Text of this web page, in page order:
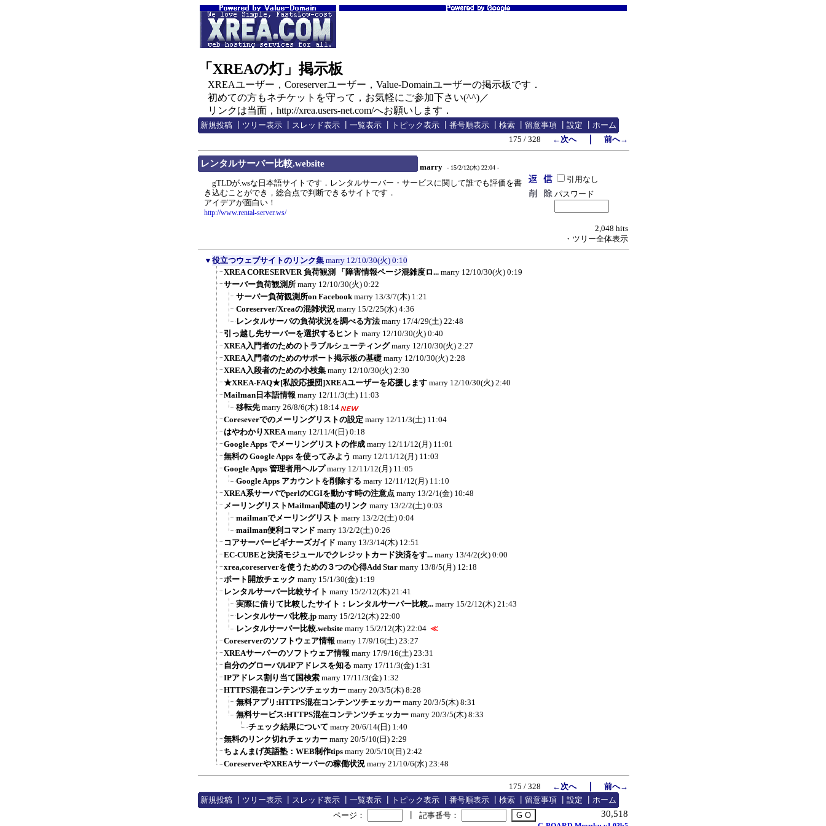
「XREAの灯」掲示板
XREAユーザー，Coreserverユーザー，Value-Domainユーザーの掲示板です．
初めての方もネチケットを守って，お気軽にご参加下さい(^^)／
リンクは当面，http://xrea.users-net.com/へお願いします．
新規投稿 ツリー表示 スレッド表示 一覧表示 トピック表示 番号順表示 検索 留意事項 設定
ホーム
175 / 328
←次へ｜ 前へ→
レンタルサーバー比較.website marry - 15/2/12(木) 22:04 -
gTLDが.wsな日本語サイトです．レンタルサーバー・サービスに関して誰でも評価を書
き込むことができ，総合点で判断できるサイトです．
アイデアが面白い！
http://www.rental-server.ws/
引用なし
パスワード
2,048 hits
・ツリー全体表示
▼ 役立つウェブサイトのリンク集 marry 12/10/30(火) 0:10
XREA CORESERVER 負荷観測 「障害情報ページ混雑度ロ... marry 12/10/30(火) 0:19
サーバー負荷観測所 marry 12/10/30(火) 0:22
サーバー負荷観測所on Facebook marry 13/3/7(木) 1:21
Coreserver/Xreaの混雑状況 marry 15/2/25(水) 4:36
レンタルサーバの負荷状況を調べる方法 marry 17/4/29(土) 22:48
引っ越し先サーバーを選択するヒント marry 12/10/30(火) 0:40
XREA入門者のためのトラブルシューティング marry 12/10/30(火) 2:27
XREA入門者のためのサポート掲示板の基礎 marry 12/10/30(火) 2:28
XREA入段者のための小枝集 marry 12/10/30(火) 2:30
★XREA-FAQ★[私設応援団]XREAユーザーを応援します marry 12/10/30(火) 2:40
Mailman日本語情報 marry 12/11/3(土) 11:03
移転先 marry 26/8/6(木) 18:14
Coreseverでのメーリングリストの設定 marry 12/11/3(土) 11:04
はやわかりXREA marry 12/11/4(日) 0:18
Google Apps でメーリングリストの作成 marry 12/11/12(月) 11:01
無料の Google Apps を使ってみよう marry 12/11/12(月) 11:03
Google Apps 管理者用ヘルプ marry 12/11/12(月) 11:05
Google Apps アカウントを削除する marry 12/11/12(月) 11:10
XREA系サーバでperlのCGIを動かす時の注意点 marry 13/2/1(金) 10:48
メーリングリストMailman関連のリンク marry 13/2/2(土) 0:03
mailmanでメーリングリスト marry 13/2/2(土) 0:04
mailman便利コマンド marry 13/2/2(土) 0:26
コアサーバービギナーズガイド marry 13/3/14(木) 12:51
EC-CUBEと決済モジュールでクレジットカード決済をす... marry 13/4/2(火) 0:00
xrea,coreserverを使うための３つの心得Add Star marry 13/8/5(月) 12:18
ポート開放チェック marry 15/1/30(金) 1:19
レンタルサーバー比較サイト marry 15/2/12(木) 21:41
実際に借りて比較したサイト：レンタルサーバー比較... marry 15/2/12(木) 21:43
レンタルサーバ比較.jp marry 15/2/12(木) 22:00
レンタルサーバー比較.website marry 15/2/12(木) 22:04 ≪
Coreserverのソフトウェア情報 marry 17/9/16(土) 23:27
XREAサーバーのソフトウェア情報 marry 17/9/16(土) 23:31
自分のグローバルIPアドレスを知る marry 17/11/3(金) 1:31
IPアドレス割り当て国検索 marry 17/11/3(金) 1:32
HTTPS混在コンテンツチェッカー marry 20/3/5(木) 8:28
無料アプリ:HTTPS混在コンテンツチェッカー marry 20/3/5(木) 8:31
無料サービス:HTTPS混在コンテンツチェッカー marry 20/3/5(木) 8:33
チェック結果について marry 20/6/14(日) 1:40
無料のリンク切れチェッカー marry 20/5/10(日) 2:29
ちょんまげ英語塾：WEB制作tips marry 20/5/10(日) 2:42
CoreserverやXREAサーバーの稼働状況 marry 21/10/6(水) 23:48
175 / 328 ←次へ｜ 前へ→
新規投稿
ツリー表示 スレッド表示 一覧表示 トピック表示 番号順表示 検索 留意事項 設定 ホーム
30,518
ページ： 記事番号：